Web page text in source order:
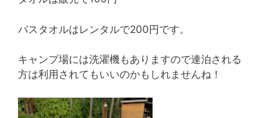
バスタオルはレンタルで200円です。
キャンプ場には洗濯機もありますので連泊される
方は利用されてもいいのかもしれませんね！